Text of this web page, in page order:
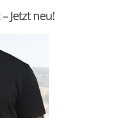
Jetzt neu!